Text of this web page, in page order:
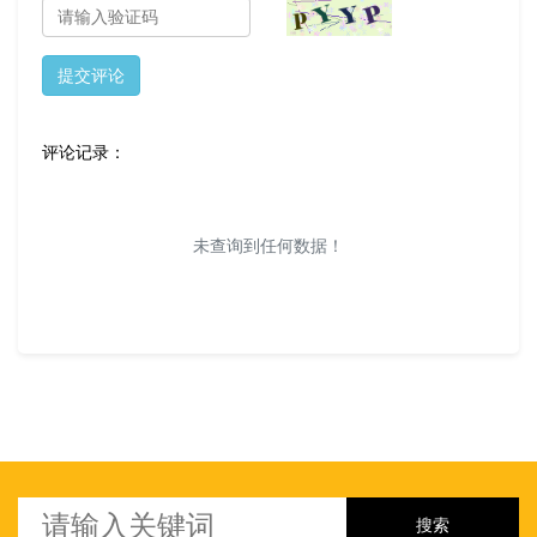
提交评论
评论记录：
未查询到任何数据！